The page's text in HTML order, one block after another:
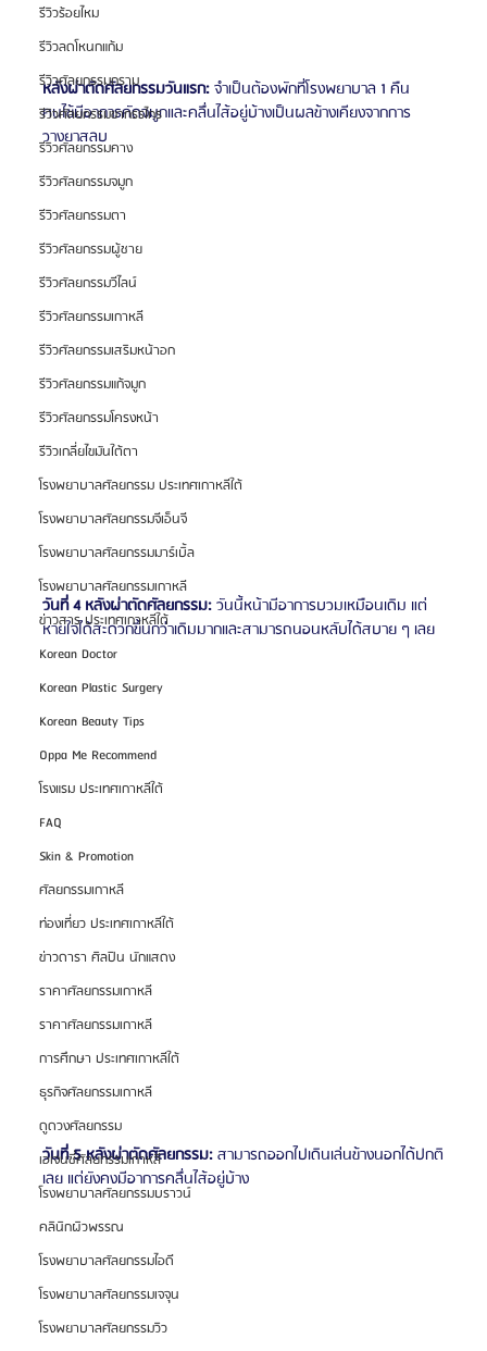
รีวิวร้อยไหม
รีวิวลดโหนกแก้ม
รีวิวศัลยกรรมกราม
รีวิวศัลยกรรมขากรรไกร
รีวิวศัลยกรรมคาง
รีวิวศัลยกรรมจมูก
รีวิวศัลยกรรมตา
รีวิวศัลยกรรมผู้ชาย
รีวิวศัลยกรรมวีไลน์
รีวิวศัลยกรรมเกาหลี
รีวิวศัลยกรรมเสริมหน้าอก
รีวิวศัลยกรรมแก้จมูก
รีวิวศัลยกรรมโครงหน้า
รีวิวเกลี่ยไขมันใต้ตา
โรงพยาบาลศัลยกรรม ประเทศเกาหลีใต้
โรงพยาบาลศัลยกรรมจีเอ็นจี
โรงพยาบาลศัลยกรรมมาร์เบิ้ล
โรงพยาบาลศัลยกรรมเกาหลี
ข่าวสาร ประเทศเกาหลีใต้
Korean Doctor
Korean Plastic Surgery
Korean Beauty Tips
Oppa Me Recommend
โรงแรม ประเทศเกาหลีใต้
FAQ
Skin & Promotion
ศัลยกรรมเกาหลี
ท่องเที่ยว ประเทศเกาหลีใต้
ข่าวดารา ศิลปิน นักแสดง
ราคาศัลยกรรมเกาหลี
ราคาศัลยกรรมเกาหลี
การศึกษา ประเทศเกาหลีใต้
ธุรกิจศัลยกรรมเกาหลี
ดูดวงศัลยกรรม
เอเจนซี่ศัลยกรรมเกาหลี
โรงพยาบาลศัลยกรรมบราวน์
คลินิกผิวพรรณ
โรงพยาบาลศัลยกรรมไอดี
โรงพยาบาลศัลยกรรมเจจุน
โรงพยาบาลศัลยกรรมวิว
หลังผ่าตัดศัลยกรรมวันแรก: จำเป็นต้องพักที่โรงพยาบาล 1 คืน
คนไข้มีอาการคัดจมูกและคลื่นไส้อยู่บ้างเป็นผลข้างเคียงจากการ
วางยาสลบ
วันที่ 4 หลังผ่าตัดศัลยกรรม: วันนี้หน้ามีอาการบวมเหมือนเดิม แต่
หายใจได้สะดวกขึ้นกว่าเดิมมากและสามารถนอนหลับได้สบาย ๆ เลย
วันที่ 5 หลังผ่าตัดศัลยกรรม: สามารถออกไปเดินเล่นข้างนอกได้ปกติ
เลย แต่ยังคงมีอาการคลื่นไส้อยู่บ้าง